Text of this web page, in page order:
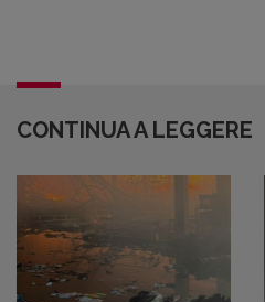
CONTINUA A LEGGERE